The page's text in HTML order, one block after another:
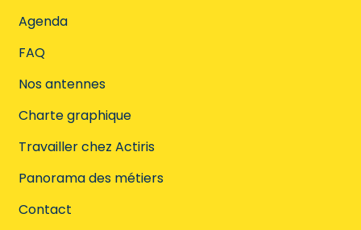
Agenda
FAQ
Nos antennes
Charte graphique
Travailler chez Actiris
Panorama des métiers
Contact